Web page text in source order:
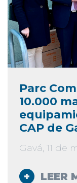
Parc
10.000
CAP de
Gavá, 11 de
LEER